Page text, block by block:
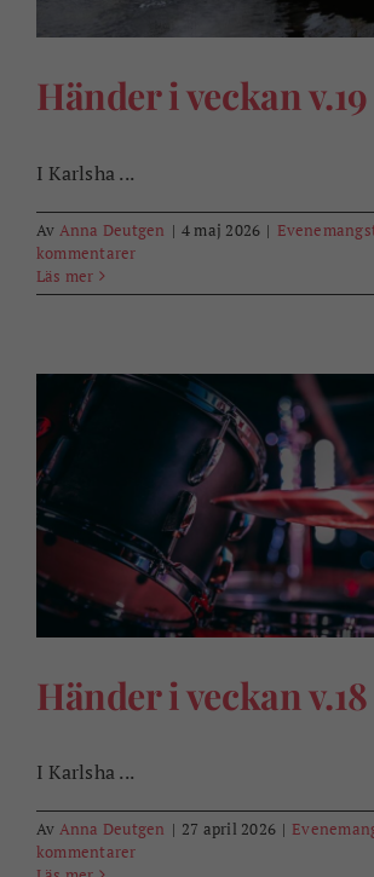
Händer i veckan v.19
I Karlsha ...
Av Anna Deutgen | 4 maj 2026 |
kommentarer
Läs mer
Händer i veckan v.18
I Karlsha ...
Av Anna Deutgen | 27 april 2026 |
kommentarer